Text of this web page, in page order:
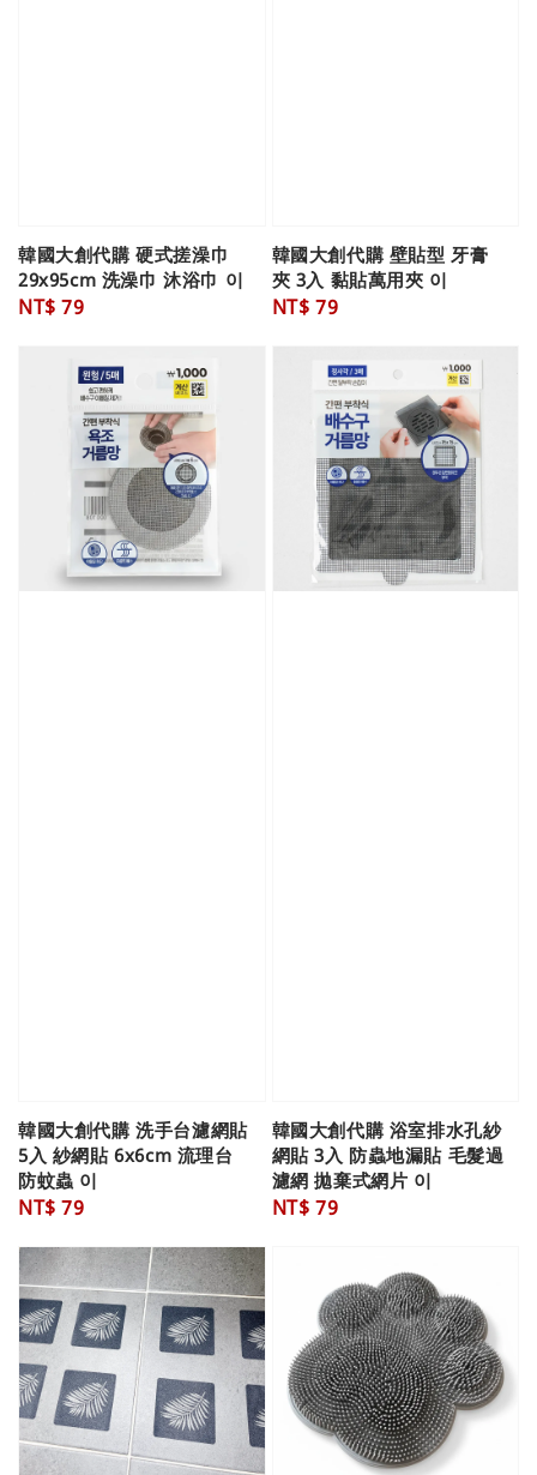
韓國大創代購 硬式搓澡巾
29x95cm 洗澡巾 沐浴巾 이
Regular
NT$ 79
韓國大創代購 壁貼型 牙膏
夾 3入 黏貼萬用夾 이
Regular
NT$ 79
韓國大創代購 洗手台濾網貼
5入 紗網貼 6x6cm 流理台
防蚊蟲 이
Regular
NT$ 79
韓國大創代購 浴室排水孔紗
網貼 3入 防蟲地漏貼 毛髮過
濾網 拋棄式網片 이
Regular
NT$ 79